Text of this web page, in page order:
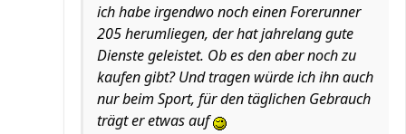
ich habe irgendwo noch einen Forerunner
205 herumliegen, der hat jahrelang gute
Dienste geleistet. Ob es den aber noch zu
kaufen gibt? Und tragen würde ich ihn auch
nur beim Sport, für den täglichen Gebrauch
trägt er etwas auf